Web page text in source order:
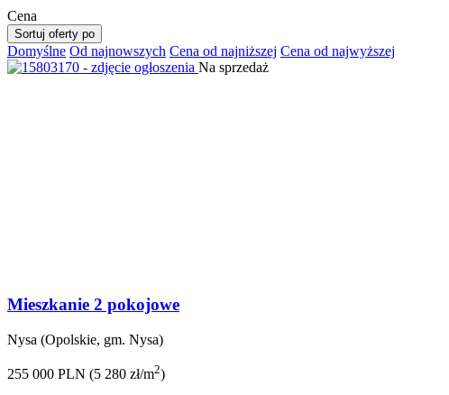
Cena
Sortuj oferty po
Domyślne Od najnowszych Cena od najniższej Cena od najwyższej
Na sprzedaż
Mieszkanie 2 pokojowe
Nysa (Opolskie, gm. Nysa)
255 000 PLN (5 280 zł/m2)